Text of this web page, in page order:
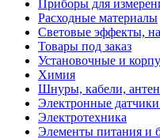
Приборы для
Расходные материалы
Световые эффекты,
Товары под заказ
Установочные и
Химия
Шнуры, кабели,
Электронные
Электротехника
Элементы питания и